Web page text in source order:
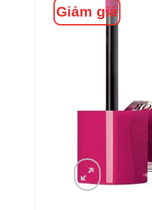
Giảm giá